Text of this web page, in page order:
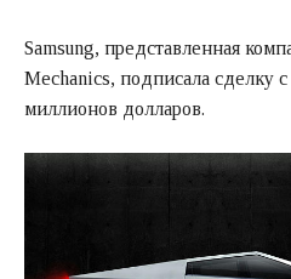
Samsung, представленная
Mechanics, подписала сделку
миллионов долларов.